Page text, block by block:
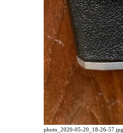
photo_2020-05-20_18-26-